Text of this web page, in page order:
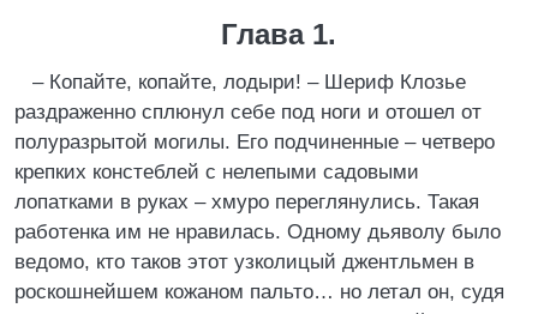
Глава 1.
– Копайте, копайте, лодыри! – Шериф Клозье
раздраженно сплюнул себе под ноги и отошел от
полуразрытой могилы. Его подчиненные – четверо
крепких констеблей с нелепыми садовыми
лопатками в руках – хмуро переглянулись. Такая
работенка им не нравилась. Одному дьяволу было
ведомо, кто таков этот узколицый джентльмен в
роскошнейшем кожаном пальто… но летал он, судя